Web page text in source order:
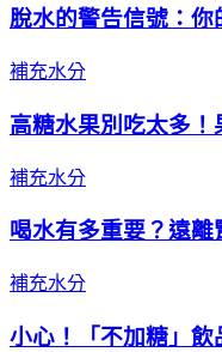
脫水的警告信號：你
補充水分
高糖水果別吃太多！
補充水分
喝水有多重要？遠離
補充水分
小心！「不加糖」飲